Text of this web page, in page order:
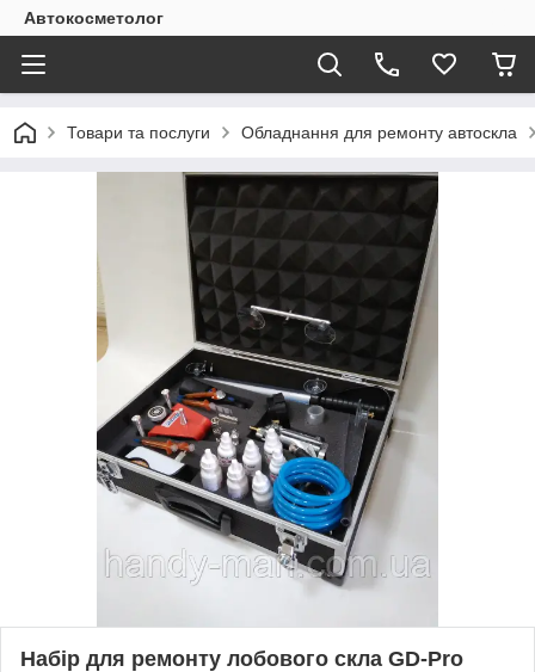
Автокосметолог
Товари та послуги Обладнання для ремонту автоскла
Набір для ремонту лобового скла GD-Pro